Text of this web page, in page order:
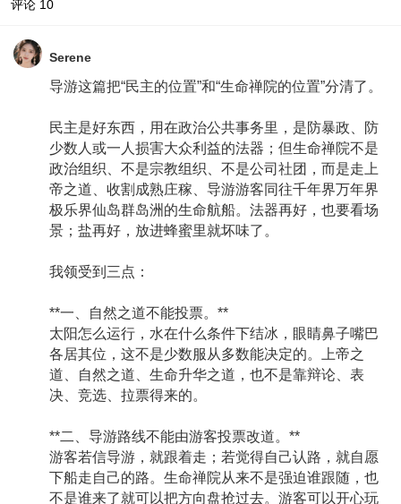
评论 10
Serene
导游这篇把“民主的位置”和“生命禅院的位置”分清了。
民主是好东西，用在政治公共事务里，是防暴政、防
少数人或一人损害大众利益的法器；但生命禅院不是
政治组织、不是宗教组织、不是公司社团，而是走上
帝之道、收割成熟庄稼、导游游客同往千年界万年界
极乐界仙岛群岛洲的生命航船。法器再好，也要看场
景；盐再好，放进蜂蜜里就坏味了。
我领受到三点：
**一、自然之道不能投票。**
太阳怎么运行，水在什么条件下结冰，眼睛鼻子嘴巴
各居其位，这不是少数服从多数能决定的。上帝之
道、自然之道、生命升华之道，也不是靠辩论、表
决、竞选、拉票得来的。
**二、导游路线不能由游客投票改道。**
游客若信导游，就跟着走；若觉得自己认路，就自愿
下船走自己的路。生命禅院从来不是强迫谁跟随，也
不是谁来了就可以把方向盘抢过去。游客可以开心玩